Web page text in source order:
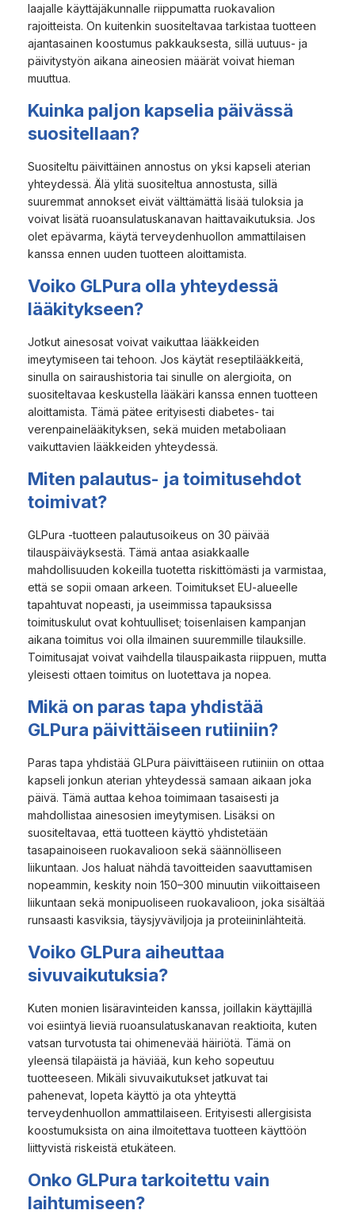
laajalle käyttäjäkunnalle riippumatta ruokavalion
rajoitteista. On kuitenkin suositeltavaa tarkistaa tuotteen
ajantasainen koostumus pakkauksesta, sillä uutuus- ja
päivitystyön aikana aineosien määrät voivat hieman
muuttua.
Kuinka paljon kapselia päivässä
suositellaan?
Suositeltu päivittäinen annostus on yksi kapseli aterian
yhteydessä. Älä ylitä suositeltua annostusta, sillä
suuremmat annokset eivät välttämättä lisää tuloksia ja
voivat lisätä ruoansulatuskanavan haittavaikutuksia. Jos
olet epävarma, käytä terveydenhuollon ammattilaisen
kanssa ennen uuden tuotteen aloittamista.
Voiko GLPura olla yhteydessä
lääkitykseen?
Jotkut ainesosat voivat vaikuttaa lääkkeiden
imeytymiseen tai tehoon. Jos käytät reseptilääkkeitä,
sinulla on sairaushistoria tai sinulle on alergioita, on
suositeltavaa keskustella lääkäri kanssa ennen tuotteen
aloittamista. Tämä pätee erityisesti diabetes- tai
verenpainelääkityksen, sekä muiden metaboliaan
vaikuttavien lääkkeiden yhteydessä.
Miten palautus- ja toimitusehdot
toimivat?
GLPura -tuotteen palautusoikeus on 30 päivää
tilauspäiväyksestä. Tämä antaa asiakkaalle
mahdollisuuden kokeilla tuotetta riskittömästi ja varmistaa,
että se sopii omaan arkeen. Toimitukset EU-alueelle
tapahtuvat nopeasti, ja useimmissa tapauksissa
toimituskulut ovat kohtuulliset; toisenlaisen kampanjan
aikana toimitus voi olla ilmainen suuremmille tilauksille.
Toimitusajat voivat vaihdella tilauspaikasta riippuen, mutta
yleisesti ottaen toimitus on luotettava ja nopea.
Mikä on paras tapa yhdistää
GLPura päivittäiseen rutiiniin?
Paras tapa yhdistää GLPura päivittäiseen rutiiniin on ottaa
kapseli jonkun aterian yhteydessä samaan aikaan joka
päivä. Tämä auttaa kehoa toimimaan tasaisesti ja
mahdollistaa ainesosien imeytymisen. Lisäksi on
suositeltavaa, että tuotteen käyttö yhdistetään
tasapainoiseen ruokavalioon sekä säännölliseen
liikuntaan. Jos haluat nähdä tavoitteiden saavuttamisen
nopeammin, keskity noin 150–300 minuutin viikoittaiseen
liikuntaan sekä monipuoliseen ruokavalioon, joka sisältää
runsaasti kasviksia, täysjyväviljoja ja proteiininlähteitä.
Voiko GLPura aiheuttaa
sivuvaikutuksia?
Kuten monien lisäravinteiden kanssa, joillakin käyttäjillä
voi esiintyä lieviä ruoansulatuskanavan reaktioita, kuten
vatsan turvotusta tai ohimenevää häiriötä. Tämä on
yleensä tilapäistä ja häviää, kun keho sopeutuu
tuotteeseen. Mikäli sivuvaikutukset jatkuvat tai
pahenevat, lopeta käyttö ja ota yhteyttä
terveydenhuollon ammattilaiseen. Erityisesti allergisista
koostumuksista on aina ilmoitettava tuotteen käyttöön
liittyvistä riskeistä etukäteen.
Onko GLPura tarkoitettu vain
laihtumiseen?